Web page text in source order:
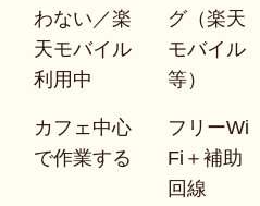
わない／楽
天モバイル
利用中
グ（楽天
モバイル
等）
カフェ中心
で作業する
フリーWi
Fi＋補助
回線